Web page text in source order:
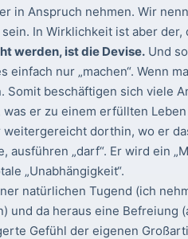
in Anspruch nehmen. Wir
In Wirklichkeit ist aber
werden, ist die Devise. Und
einfach nur „machen“. Wenn
Somit beschäftigen sich viele
was er zu einem erfüllten
dorthin, wo er
ausführen „darf“. Er wird ein
„Unabhängigkeit“.
natürlichen Tugend (ich
und da heraus eine Befreiung
Gefühl der eigenen